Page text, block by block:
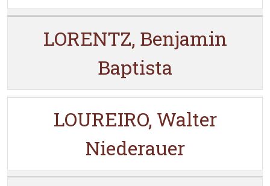
LORENTZ, Benjamin
Baptista
LOUREIRO, Walter
Niederauer